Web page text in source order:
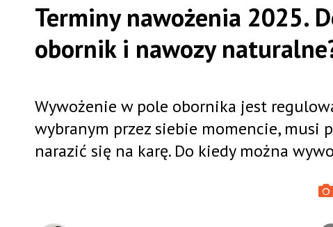
Terminy nawożenia 2025.
obornik i nawozy
Wywożenie w pole obornika jest
wybranym przez siebie momencie, musi
narazić się na karę. Do kiedy można